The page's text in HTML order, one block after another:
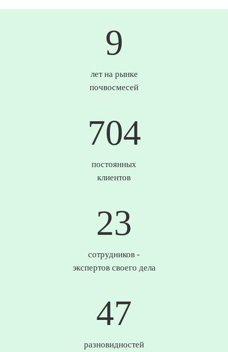
10
лет на рынке
почвосмесей
738
постоянных
клиентов
25
сотрудников -
экспертов своего дела
49
разновидностей